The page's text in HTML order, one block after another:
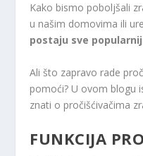
Kako bismo poboljšali
u našim domovima ili
postaju sve
Ali što zapravo rade
pomoći? U ovom blogu
znati o pročišćivačima
FUNKCIJA